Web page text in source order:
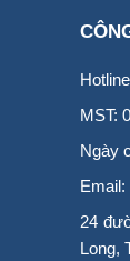
MST:
Ngày
24
Long,